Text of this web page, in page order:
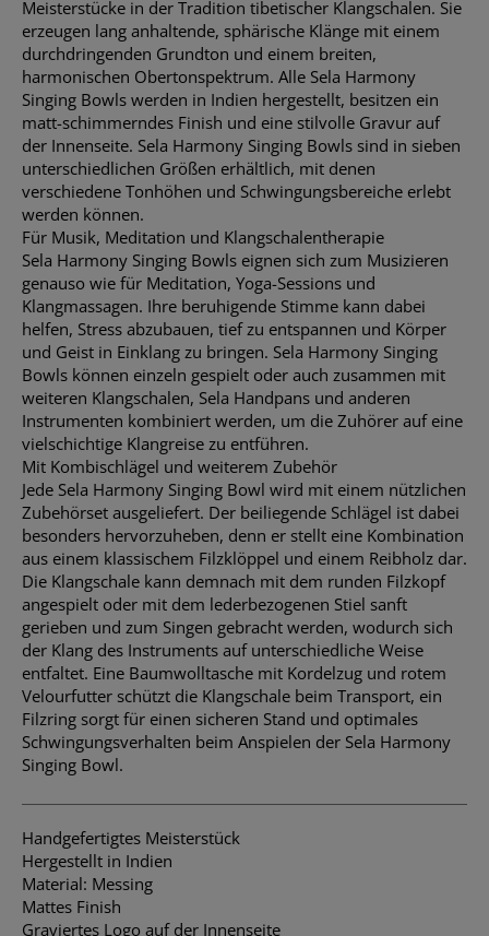
Meisterstücke in der Tradition tibetischer Klangschalen. Sie
erzeugen lang anhaltende, sphärische Klänge mit einem
durchdringenden Grundton und einem breiten,
harmonischen Obertonspektrum. Alle Sela Harmony
Singing Bowls werden in Indien hergestellt, besitzen ein
matt-schimmerndes Finish und eine stilvolle Gravur auf
der Innenseite. Sela Harmony Singing Bowls sind in sieben
unterschiedlichen Größen erhältlich, mit denen
verschiedene Tonhöhen und Schwingungsbereiche erlebt
werden können.
Für Musik, Meditation und Klangschalentherapie
Sela Harmony Singing Bowls eignen sich zum Musizieren
genauso wie für Meditation, Yoga-Sessions und
Klangmassagen. Ihre beruhigende Stimme kann dabei
helfen, Stress abzubauen, tief zu entspannen und Körper
und Geist in Einklang zu bringen. Sela Harmony Singing
Bowls können einzeln gespielt oder auch zusammen mit
weiteren Klangschalen, Sela Handpans und anderen
Instrumenten kombiniert werden, um die Zuhörer auf eine
vielschichtige Klangreise zu entführen.
Mit Kombischlägel und weiterem Zubehör
Jede Sela Harmony Singing Bowl wird mit einem nützlichen
Zubehörset ausgeliefert. Der beiliegende Schlägel ist dabei
besonders hervorzuheben, denn er stellt eine Kombination
aus einem klassischem Filzklöppel und einem Reibholz dar.
Die Klangschale kann demnach mit dem runden Filzkopf
angespielt oder mit dem lederbezogenen Stiel sanft
gerieben und zum Singen gebracht werden, wodurch sich
der Klang des Instruments auf unterschiedliche Weise
entfaltet. Eine Baumwolltasche mit Kordelzug und rotem
Velourfutter schützt die Klangschale beim Transport, ein
Filzring sorgt für einen sicheren Stand und optimales
Schwingungsverhalten beim Anspielen der Sela Harmony
Singing Bowl.
Handgefertigtes Meisterstück
Hergestellt in Indien
Material: Messing
Mattes Finish
Graviertes Logo auf der Innenseite